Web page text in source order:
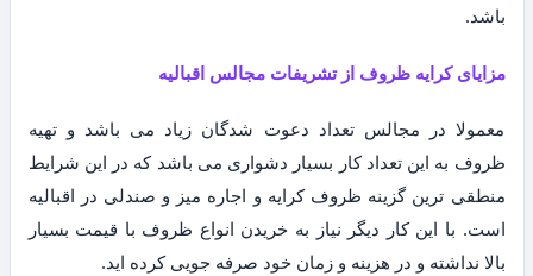
باشد.
مزایای کرایه ظروف از تشریفات مجالس اقبالیه
معمولا در مجالس تعداد دعوت شدگان زیاد می باشد و تهیه
ظروف به این تعداد کار بسیار دشواری می باشد که در این شرایط
منطقی ترین گزینه ظروف کرایه و اجاره میز و صندلی در اقبالیه
است. با این کار دیگر نیاز به خریدن انواع ظروف با قیمت بسیار
بالا نداشته و در هزینه و زمان خود صرفه جویی کرده اید.